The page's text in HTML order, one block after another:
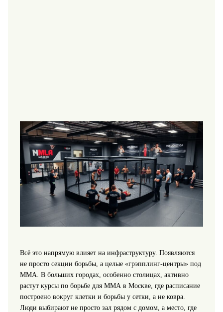
Всё это напрямую влияет на инфраструктуру. Появляются
не просто секции борьбы, а целые «грэпплинг‑центры» под
ММА. В больших городах, особенно столицах, активно
растут курсы по борьбе для ММА в Москве, где расписание
построено вокруг клетки и борьбы у сетки, а не ковра.
Люди выбирают не просто зал рядом с домом, а место, где